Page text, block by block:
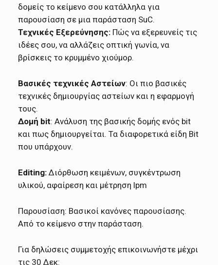
δομείς το κείμενο σου κατάλληλα για
παρουσίαση σε μια παράσταση SuC.
Τεχνικές Εξερεύνησης: Πώς να εξερευνείς τις
ιδέες σου, να αλλάζεις οπτική γωνία, να
βρίσκεις το κρυμμένο χιούμορ.
Βασικές τεχνικές Αστείων: Οι πιο βασικές
τεχνικές δημιουργίας αστείων και η εφαρμογή
τους.
Δομή bit: Ανάλυση της βασικής δομής ενός bit
και πως δημιουργείται. Τα διαφορετικά είδη Bit
που υπάρχουν.
Editing: Διόρθωση κειμένων, συγκέντρωση
υλικού, αφαίρεση και μέτρηση lpm
Παρουσίαση: Βασικοί κανόνες παρουσίασης.
Από το κείμενο στην παράσταση.
Για δηλώσεις συμμετοχής επικοινωνήστε μέχρι
τις 30 Δεκ: